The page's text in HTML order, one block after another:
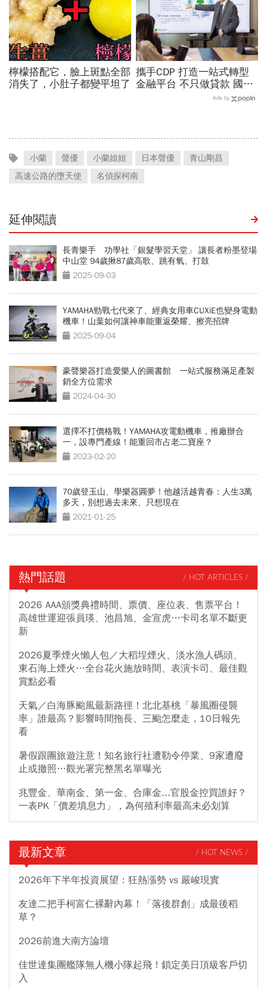
檸檬搭配它，臉上斑點全部
消失了，小肚子都變平坦了
攜手CDP 打造一站式轉型
金融平台 不只做貸款 國泰
世華化身減碳顧問Ads by
小蘭 聲優 小蘭姐姐 日本聲優
青山剛昌
高速公路的墮天使
名偵探柯南
延伸閱讀
長青樂手 功學社「銀髮學習天堂」 讓長者粉墨登場
中山堂 94歲揪87歲高歌、跳有氧、打鼓
2025-09-03
YAMAHA勁戰七代來了、經典女用車CUXiE也變身電動
機車！山葉如何讓神車能重返榮耀、擦亮招牌
2025-09-04
豪聲樂器打造愛樂人的圖書館 一站式服務滿足產製
銷全方位需求
2024-04-30
選擇不打價格戰！YAMAHA攻電動機車，推廠辦合
一，設專門產線！能重回市占老二寶座？
2023-02-20
70歲登玉山、學樂器圓夢！他越活越青春：人生3萬
多天，別想過去未來、只想現在
2021-01-25
熱門話題 / HOT ARTICLES /
2026 AAA頒獎典禮時間、票價、座位表、售票平台！
高雄世運迎張員瑛、池昌旭、金宣虎…卡司名單不斷更
新
2026夏季煙火懶人包／大稻埕煙火、淡水漁人碼頭、
東石海上煙火…全台花火施放時間、表演卡司、最佳觀
賞點必看
天氣／白海豚颱風最新路徑！北北基桃「暴風圈侵襲
率」誰最高？影響時間拖長、三颱怎麼走，10日報先
看
暑假跟團旅遊注意！知名旅行社遭勒令停業、9家遭廢
止或撤照…觀光署完整黑名單曝光
兆豐金、華南金、第一金、合庫金...官股金控買誰好？
一表PK「價差填息力」，為何殖利率最高未必划算
最新文章 / HOT NEWS /
2026年下半年投資展望：狂熱漲勢 vs 嚴峻現實
友達二把手柯富仁裸辭內幕！「落後群創」成最後稻
草？
2026前進大南方論壇
佳世達集團艦隊無人機小隊起飛！鎖定美日頂級客戶切
入